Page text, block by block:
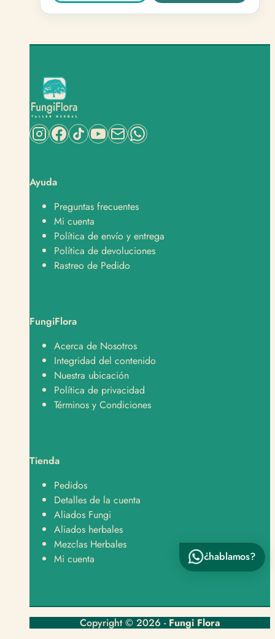
Ayuda
Preguntas frecuentes
Mi cuenta
Política de envío y entrega
Política de devoluciones
Rastreo de Pedido
FungiFlora
Acerca de Nosotros
Integridad del contenido
Nuestra ubicación
Política de privacidad
Términos y Condiciones
Tienda
Pedidos
Detalles de la cuenta
Aliados Fungi
Aliados herbales
Mezclas Herbales
Mi cuenta
Copyright © 2026 - Fungi Flora
¿hablamos?
Soporte
¿En qué te podemos ayudar?
Hola, quiero hacer un pedido 🛒
Hola, tengo una consulta sobre un producto 📦
Hola, tengo una pregunta sobre un producto 👋
Enviar por WhatsApp